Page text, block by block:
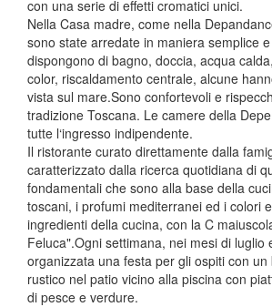
con una serie di effetti cromatici unici.
Nella Casa madre, come nella
sono state arredate in maniera semplice
dispongono di bagno, doccia, acqua
color, riscaldamento centrale, alcune
vista sul mare.Sono confortevoli e
tradizione Toscana. Le camere della
tutte l‘ingresso indipendente.
Il ristorante curato direttamente dalla
caratterizzato dalla ricerca quotidiana di
fondamentali che sono alla base della
toscani, i profumi mediterranei ed i colori
ingredienti della cucina, con la C
Feluca".Ogni settimana, nei mesi di luglio
organizzata una festa per gli ospiti con un
rustico nel patio vicino alla piscina con
di pesce e verdure.